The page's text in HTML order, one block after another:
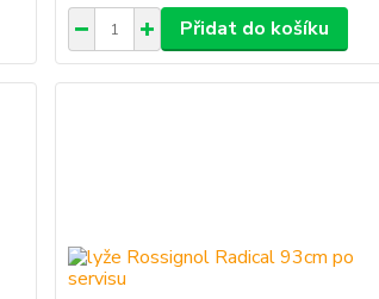
Přidat do košíku